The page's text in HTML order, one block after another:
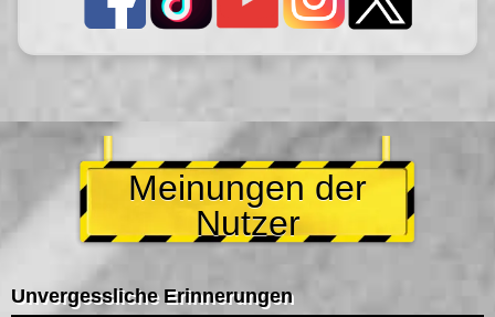
Meinungen der
Nutzer
Unvergessliche Erinnerungen